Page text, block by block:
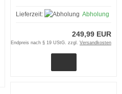
Lieferzeit: Abholung
249,99 EUR
Endpreis nach § 19 UStG. zzgl. Versandkosten